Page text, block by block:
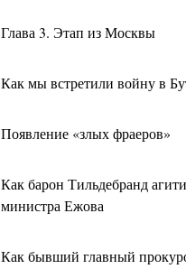
Глава 3. Этап из Москвы
Как мы встретили войну в
Появление «злых фраеров»
Как барон Тильдебранд
министра Ежова
Как бывший главный